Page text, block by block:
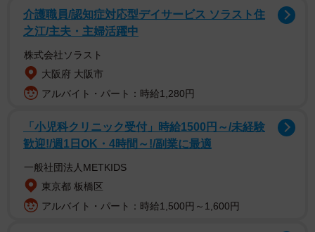
理論上、ひと冬で４回インフルエンザにかかる危険があ
るということですが、私が医者になって１人だけ４回かか
った人を診ました。ただ、３回かかった人はたくさん、２
回の人は数えきれないほど診ています。
２００９型はまず喉の痛みや咳、頭痛などの前兆があっ
てから熱が出ますが、Ｈ３Ｎ２香港型は何の前触れもな
く、突然高熱が出ます。ですので今冬は一度かかったから
と油断しないでください。おかしいと思ったらすぐに受診
をお願いします。Ｂ型については流行する３月初旬に、ま
介護職員/認知症対応型デイサービス ソラスト住
之江/主夫・主婦活躍中
株式会社ソラスト
大阪府 大阪市
アルバイト・パート：時給1,280円
「小児科クリニック受付」時給1500円～/未経験
歓迎!/週1日OK・4時間～!/副業に最適
一般社団法人METKIDS
東京都 板橋区
アルバイト・パート：時給1,500円～1,600円